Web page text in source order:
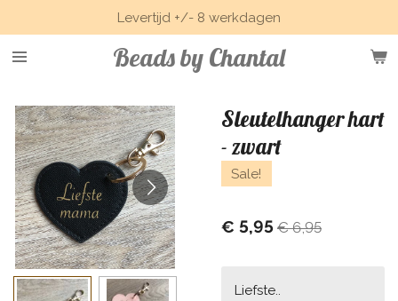
direct
naar
hoofdinhoud
Beads by Chantal
Levertijd +/- 8 werkdagen
Sleutelhanger hart
- zwart
Sale!
€ 5,95 € 6,95
Liefste..